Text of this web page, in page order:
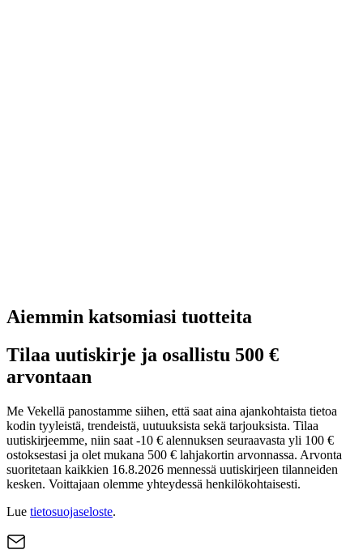
Aiemmin katsomiasi tuotteita
Tilaa uutiskirje ja osallistu 500 €
arvontaan
Me Vekellä panostamme siihen, että saat aina ajankohtaista tietoa
kodin tyyleistä, trendeistä, uutuuksista sekä tarjouksista. Tilaa
uutiskirjeemme, niin saat -10 € alennuksen seuraavasta yli 100 €
ostoksestasi ja olet mukana 500 € lahjakortin arvonnassa. Arvonta
suoritetaan kaikkien 16.8.2026 mennessä uutiskirjeen tilanneiden
kesken. Voittajaan olemme yhteydessä henkilökohtaisesti.
Lue tietosuojaseloste.